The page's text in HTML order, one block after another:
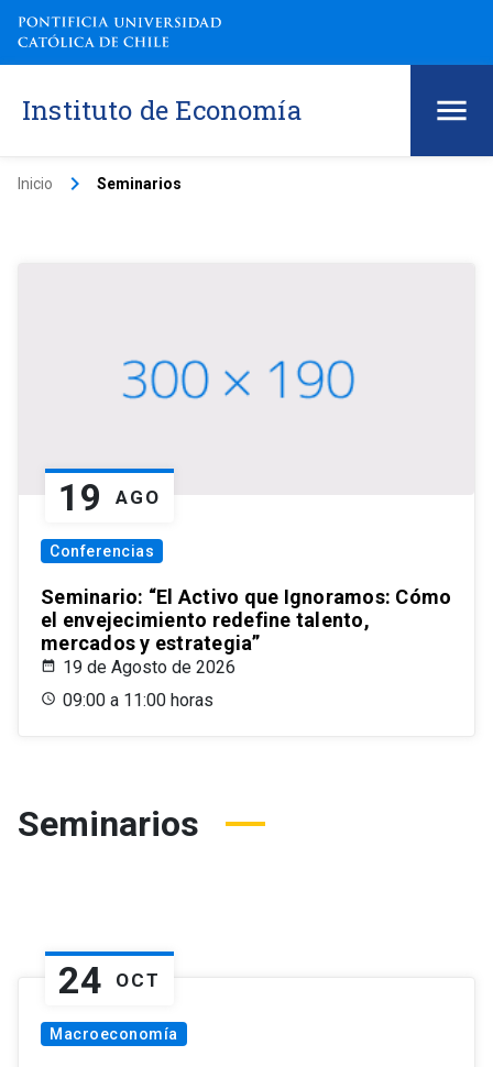
Instituto de Economía
Inicio keyboard_arrow_right Seminarios
19 AGO
Conferencias
Seminario: “El Activo que Ignoramos: Cómo
el envejecimiento redefine talento,
mercados y estrategia”
19 de Agosto de 2026
09:00 a 11:00 horas
Seminarios
24 OCT
Macroeconomía